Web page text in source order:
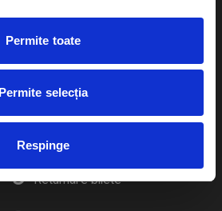
Permite toate
Permite selecția
Respinge
Cum comand bilete?
eBilet printat acasa
Livrare prin curier
Returnare bilete